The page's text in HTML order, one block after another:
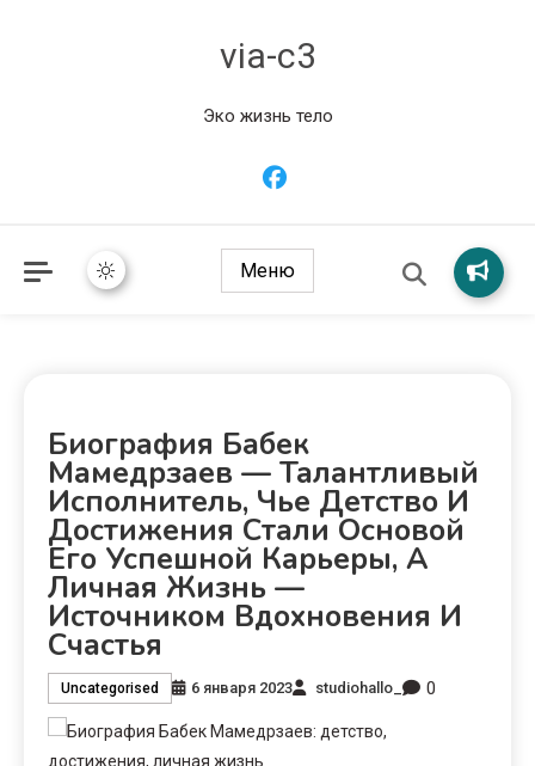
via-c3
Эко жизнь тело
Меню
Биография Бабек
Мамедрзаев — Талантливый
Исполнитель, Чье Детство И
Достижения Стали Основой
Его Успешной Карьеры, А
Личная Жизнь —
Источником Вдохновения И
Счастья
Uncategorised 6 января 2023 studiohallo_ 0